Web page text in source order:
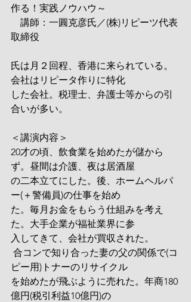
作る！実践ノウハウ～
講師：一圓克彦氏／(株)リピーツ代表
取締役
氏は月２回程、香港に来られている。
会社はリピータ作りに特化
した会社。税理士、弁護士等からの引
合いが多い。
＜講演内容＞
20才の頃、飲食業を始めたが儲から
ず。昼間は介護、夜は居酒屋
の二本立てにした。後、ホームヘルパ
ー(＋警備員)の仕事を始め
た。毎月お金をもらう仕組みを考え
た。大手企業が福祉業界に参
入してきて、会社が買収された。
ピー用)トナーのリサイクル
を始めたが飛ぶように売れた。年商180
億円(税引利益10億円)の